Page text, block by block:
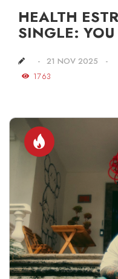
HEALTH
SINGLE:
21 NOV 2025
1763